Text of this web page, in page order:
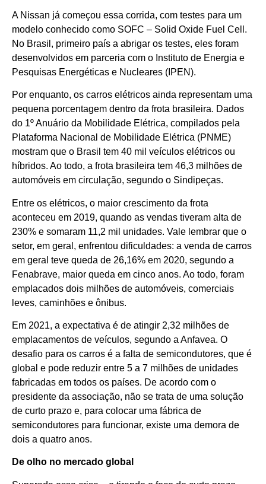
A Nissan já começou essa corrida, com testes para um
modelo conhecido como SOFC – Solid Oxide Fuel Cell.
No Brasil, primeiro país a abrigar os testes, eles foram
desenvolvidos em parceria com o Instituto de Energia e
Pesquisas Energéticas e Nucleares (IPEN).
Por enquanto, os carros elétricos ainda representam uma
pequena porcentagem dentro da frota brasileira. Dados
do 1º Anuário da Mobilidade Elétrica, compilados pela
Plataforma Nacional de Mobilidade Elétrica (PNME)
mostram que o Brasil tem 40 mil veículos elétricos ou
híbridos. Ao todo, a frota brasileira tem 46,3 milhões de
automóveis em circulação, segundo o Sindipeças.
Entre os elétricos, o maior crescimento da frota
aconteceu em 2019, quando as vendas tiveram alta de
230% e somaram 11,2 mil unidades. Vale lembrar que o
setor, em geral, enfrentou dificuldades: a venda de carros
em geral teve queda de 26,16% em 2020, segundo a
Fenabrave, maior queda em cinco anos. Ao todo, foram
emplacados dois milhões de automóveis, comerciais
leves, caminhões e ônibus.
Em 2021, a expectativa é de atingir 2,32 milhões de
emplacamentos de veículos, segundo a Anfavea. O
desafio para os carros é a falta de semicondutores, que é
global e pode reduzir entre 5 a 7 milhões de unidades
fabricadas em todos os países. De acordo com o
presidente da associação, não se trata de uma solução
de curto prazo e, para colocar uma fábrica de
semicondutores para funcionar, existe uma demora de
dois a quatro anos.
De olho no mercado global